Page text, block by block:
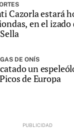
Cazorla estará
en el izado
DE ONÍS
un
de Europa